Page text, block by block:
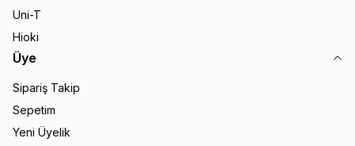
Uni-T
Hioki
Üye
Sipariş Takip
Sepetim
Yeni Üyelik